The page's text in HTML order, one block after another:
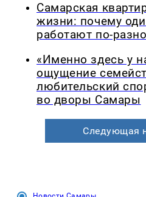
Самарская
жизни: почему
работают по-
«Именно здесь у
ощущение
любительский
во дворы Самары
Следующая